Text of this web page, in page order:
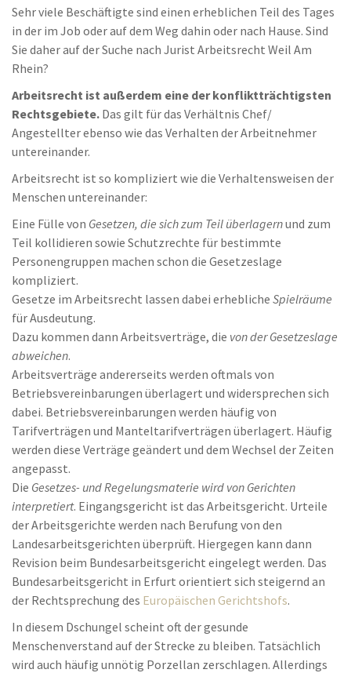
Sehr viele Beschäftigte sind einen erheblichen Teil des Tages
in der im Job oder auf dem Weg dahin oder nach Hause. Sind
Sie daher auf der Suche nach Jurist Arbeitsrecht Weil Am
Rhein?
Arbeitsrecht ist außerdem eine der konfliktträchtigsten
Rechtsgebiete. Das gilt für das Verhältnis Chef/
Angestellter ebenso wie das Verhalten der Arbeitnehmer
untereinander.
Arbeitsrecht ist so kompliziert wie die Verhaltensweisen der
Menschen untereinander:
Eine Fülle von Gesetzen, die sich zum Teil überlagernund zum
Teil kollidieren sowie Schutzrechte für bestimmte
Personengruppen machen schon die Gesetzeslage
kompliziert.
Gesetze im Arbeitsrecht lassen dabei erhebliche Spielräume
für Ausdeutung.
Dazu kommen dann Arbeitsverträge, die von der Gesetzeslage
abweichen.
Arbeitsverträge andererseits werden oftmals von
Betriebsvereinbarungen überlagert und widersprechen sich
dabei. Betriebsvereinbarungen werden häufig von
Tarifverträgen und Manteltarifverträgen überlagert. Häufig
werden diese Verträge geändert und dem Wechsel der Zeiten
angepasst.
Die Gesetzes- und Regelungsmaterie wird von Gerichten
interpretiert. Eingangsgericht ist das Arbeitsgericht. Urteile
der Arbeitsgerichte werden nach Berufung von den
Landesarbeitsgerichten überprüft. Hiergegen kann dann
Revision beim Bundesarbeitsgericht eingelegt werden. Das
Bundesarbeitsgericht in Erfurt orientiert sich steigernd an
der Rechtsprechung des Europäischen Gerichtshofs.
In diesem Dschungel scheint oft der gesunde
Menschenverstand auf der Strecke zu bleiben. Tatsächlich
wird auch häufig unnötig Porzellan zerschlagen. Allerdings